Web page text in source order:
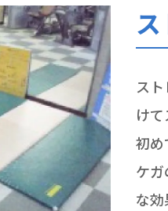
ス
け
初め
ケ
な